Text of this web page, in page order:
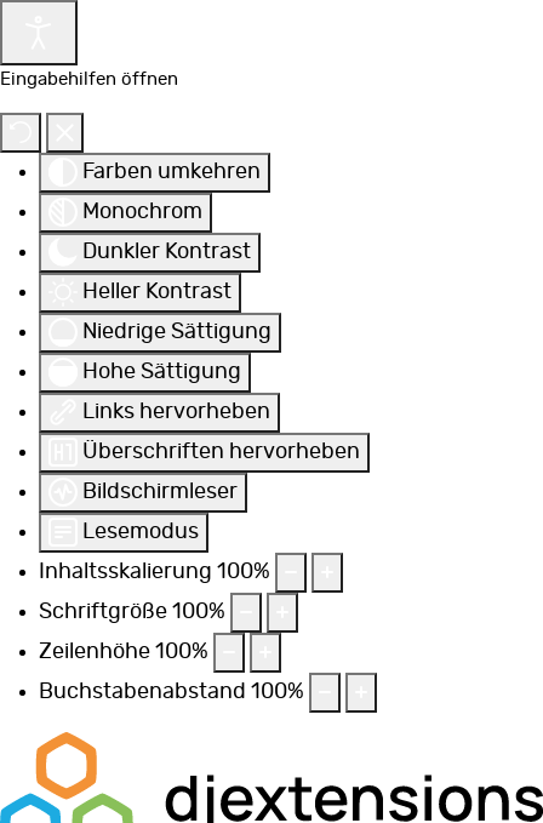
Eingabehilfen öffnen
Farben umkehren
Monochrom
Dunkler Kontrast
Heller Kontrast
Niedrige Sättigung
Hohe Sättigung
Links hervorheben
Überschriften hervorheben
Bildschirmleser
Lesemodus
Inhaltsskalierung 100%
Schriftgröße 100%
Zeilenhöhe 100%
Buchstabenabstand 100%